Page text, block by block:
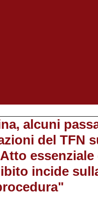
alcuni
del TFN
incide